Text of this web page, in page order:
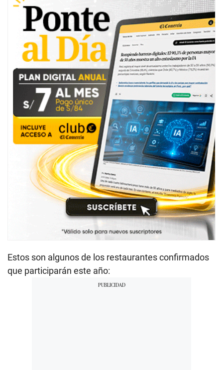
Estos son algunos de los restaurantes confirmados
que participarán este año: